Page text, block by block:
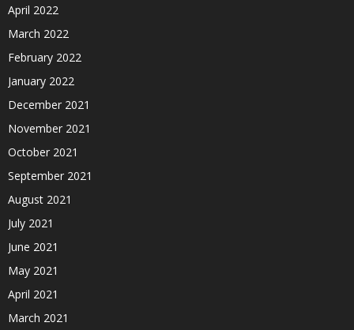
April 2022
March 2022
February 2022
January 2022
December 2021
November 2021
October 2021
September 2021
August 2021
July 2021
June 2021
May 2021
April 2021
March 2021